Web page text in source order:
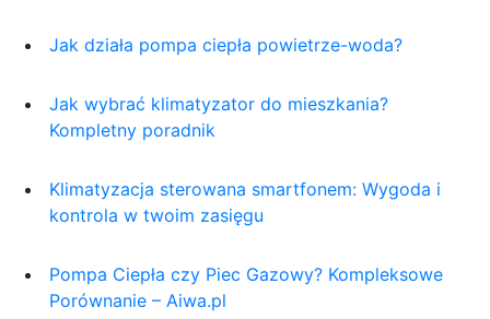
Jak działa pompa ciepła powietrze-woda?
Jak wybrać klimatyzator do mieszkania?
Kompletny poradnik
Klimatyzacja sterowana smartfonem: Wygoda i
kontrola w twoim zasięgu
Pompa Ciepła czy Piec Gazowy? Kompleksowe
Porównanie – Aiwa.pl